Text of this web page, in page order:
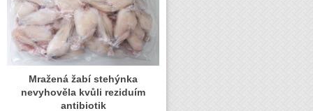
Mražená žabí stehýnka
nevyhověla kvůli reziduím
antibiotik